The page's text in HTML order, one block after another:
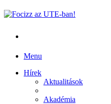
Menu
Hírek
Aktualitások
Akadémia